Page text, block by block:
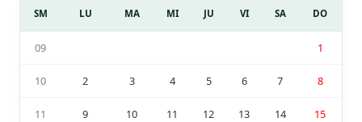
SM LU MA MI JU VI SA DO
09 1
10 2 3 4 5 6 7 8
11 9 10 11 12 13 14 15